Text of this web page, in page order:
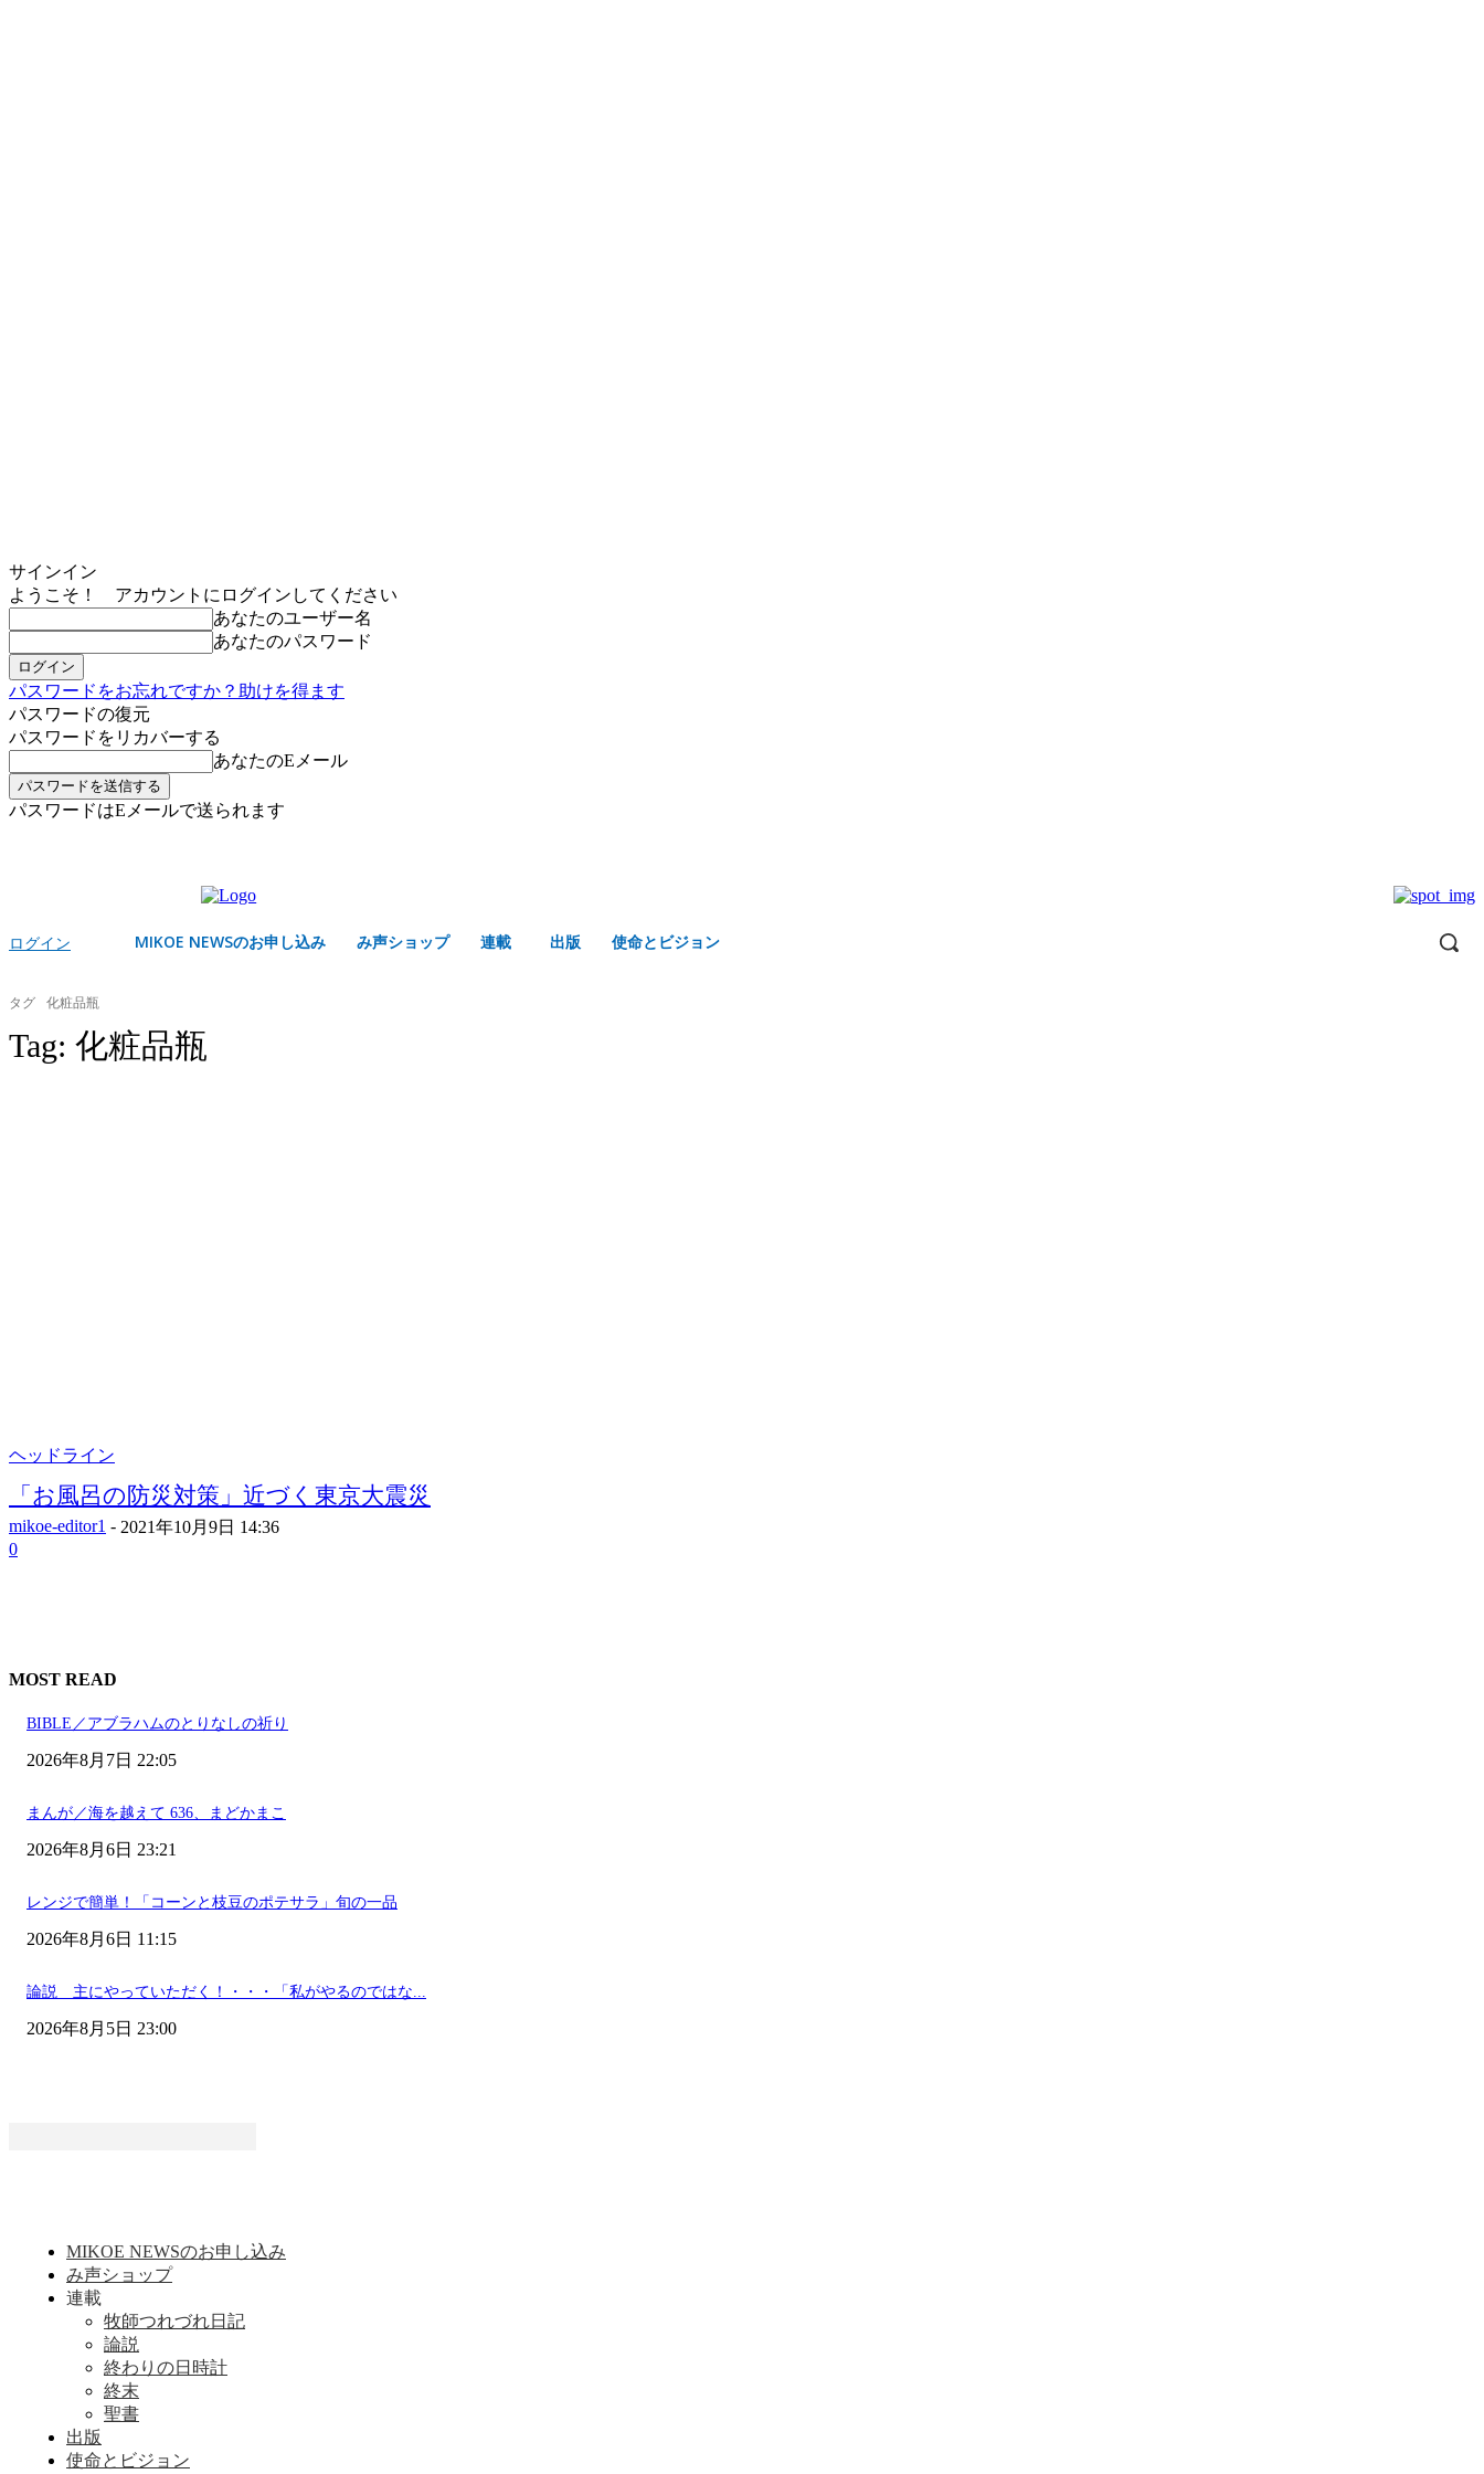
サインイン
ようこそ！ アカウントにログインしてください
あなたのユーザー名
あなたのパスワード
パスワードをお忘れですか？助けを得ます
パスワードの復元
パスワードをリカバーする
あなたのEメール
パスワードはEメールで送られます
ログイン MIKOE NEWSのお申し込み み声ショップ 連載 出版 使命とビジョン
タグ 化粧品瓶
Tag: 化粧品瓶
ヘッドライン
「お風呂の防災対策」近づく東京大震災
mikoe-editor1 - 2021年10月9日 14:36
0
MOST READ
BIBLE／アブラハムのとりなしの祈り
2026年8月7日 22:05
まんが／海を越えて 636、まどかまこ
2026年8月6日 23:21
レンジで簡単！「コーンと枝豆のポテサラ」旬の一品
2026年8月6日 11:15
論説 主にやっていただく！・・・「私がやるのではな...
2026年8月5日 23:00
MIKOE NEWSのお申し込み
み声ショップ
連載
牧師つれづれ日記
論説
終わりの日時計
終末
聖書
出版
使命とビジョン